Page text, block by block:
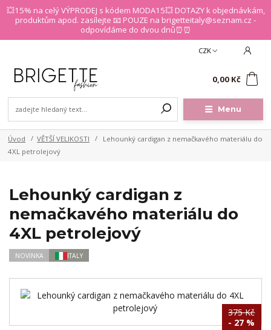
💥15% na celý VÝPRODEJ s kódem MODA15💥 DOTAZY k objednávkám,
produktům apod. zasílejte 📧 POUZE na brigetteitaly@seznam.cz -
odpovídáme do dvou dnů⏰⏰
Menu
CZK
0,00 Kč
Úvod VĚTŠÍ VELIKOSTI
Lehounký cardigan z nemačkavého materiálu do
4XL petrolejový
Lehounký cardigan z
nemačkavého materiálu do
4XL petrolejový
NOVINKA ITALY
375 Kč
- 27 %